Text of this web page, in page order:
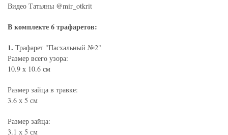
Видео Татьяны @mir_otkrit
В комплекте 6 трафаретов:
1. Трафарет "Пасхальный №2"
Размер всего узора:
10.9 х 10.6 см
Размер зайца в травке:
3.6 х 5 см
Размер зайца:
3.1 х 5 см